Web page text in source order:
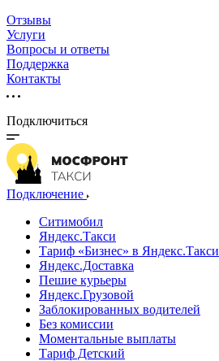
Отзывы
Услуги
Вопросы и ответы
Поддержка
Контакты
Подключиться
Подключение
Ситимобил
Яндекс.Такси
Тариф «Бизнес» в Яндекс.Такси
Яндекс.Доставка
Пешие курьеры
Яндекс.Грузовой
Заблокированных водителей
Без комиссии
Моментальные выплаты
Тариф Детский